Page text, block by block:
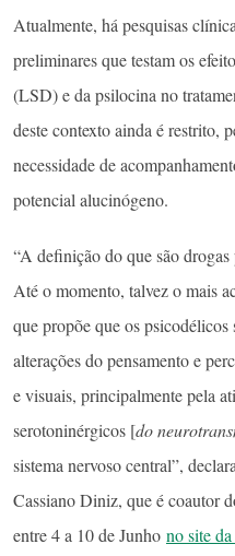
Atualmente, há pesquisas
preliminares que testam os
(LSD) e da psilocina no
deste contexto ainda é restrito,
necessidade de
potencial alucinógeno.
“A definição do que são drogas
Até o momento, talvez o mais
que propõe que os psicodélicos
alterações do pensamento e
e visuais, principalmente pela
serotoninérgicos [do
sistema nervoso central”,
Cassiano Diniz, que é coautor
entre 4 a 10 de Junho no site da